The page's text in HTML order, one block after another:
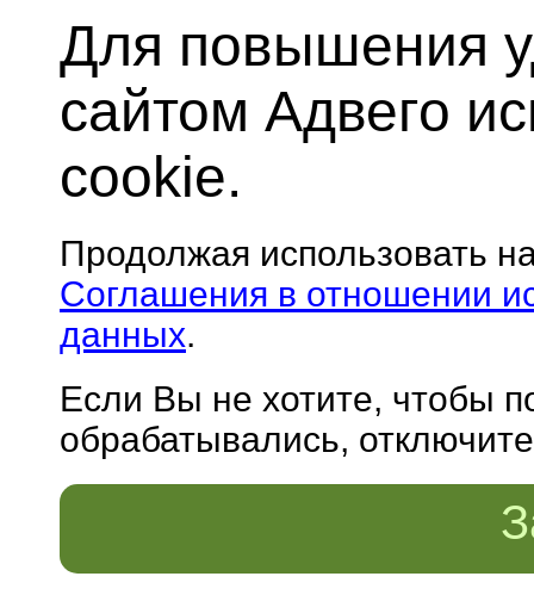
Для повышения
сайтом Адвего
cookie.
Продолжая использовать
Соглашения в отношении
данных.
Если Вы не хотите, чтобы
обрабатывались,